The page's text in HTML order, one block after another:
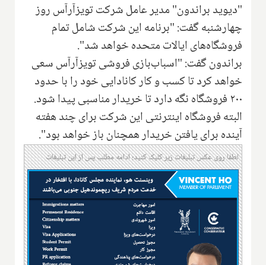
"دیوید براندون" مدیر عامل شرکت تویزآرآس روز
چهارشنبه گفت: "‌برنامه این شرکت‌ شامل تمام
فروشگاه‌های ایالات متحده خواهد شد".
براندون گفت: "اسباب‌بازی فروشی تویزآرآس سعی
خواهد کرد تا کسب و کار کانادایی خود را با حدود
۲۰۰ فروشگاه نگه دارد تا خریدار مناسبی پیدا شود‌.‌
البته فروشگاه اینترنتی این شرکت برای چند هفته
آینده برای یافتن خریدار همچنان باز خواهد بود".
لطفا روی عکس تبلیغات زیر کلیک کنید؛ ادامه مطلب پس از این تبلیغات